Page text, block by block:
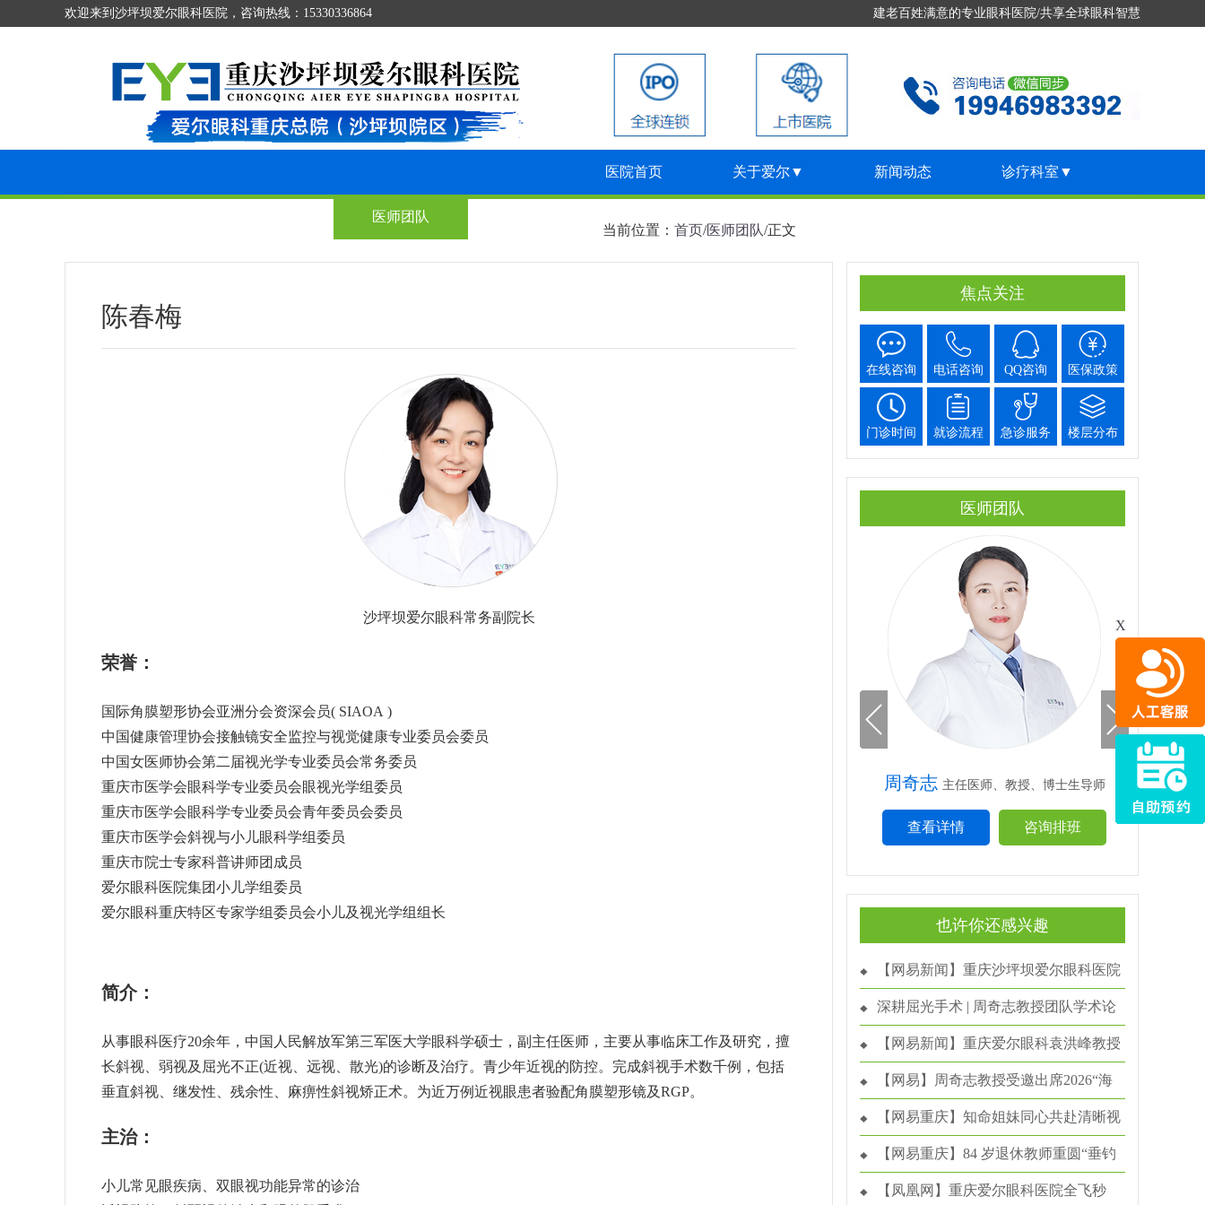
欢迎来到沙坪坝爱尔眼科医院，咨询热线：15330336864 建老百姓满意的专业眼科医院/共享全球眼科智慧
医院首页 关于爱尔▼ 新闻动态 诊疗科室 ▼
医师团队
当前位置： 首页/医师团队/正文
陈春梅
沙坪坝爱尔眼科常务副院长
荣誉：
国际角膜塑形协会亚洲分会资深会员( SIAOA )
中国健康管理协会接触镜安全监控与视觉健康专业委员会委员
中国女医师协会第二届视光学专业委员会常务委员
重庆市医学会眼科学专业委员会眼视光学组委员
重庆市医学会眼科学专业委员会青年委员会委员
重庆市医学会斜视与小儿眼科学组委员
重庆市院士专家科普讲师团成员
爱尔眼科医院集团小儿学组委员
爱尔眼科重庆特区专家学组委员会小儿及视光学组组长
简介：
从事眼科医疗20余年，中国人民解放军第三军医大学眼科学硕士，副主任医师，主要从事临床工作及研究，擅
长斜视、弱视及屈光不正(近视、远视、散光)的诊断及治疗。青少年近视的防控。完成斜视手术数千例，包括
垂直斜视、继发性、残余性、麻痹性斜视矫正术。为近万例近视眼患者验配角膜塑形镜及RGP。
主治：
小儿常见眼疾病、双眼视功能异常的诊治
焦点关注
在线咨询 电话咨询 QQ咨询 医保政策
门诊时间 就诊流程 急诊服务 楼层分布
医师团队
周奇志 主任医师、教授、博士生导师
查看详情 咨询排班
也许你还感兴趣
【网易新闻】重庆沙坪坝爱尔眼科医院
陈春梅院长成功为39年麻痹性内斜视患者
实施高难度矫正手术
深耕屈光手术 | 周奇志教授团队学术论
文合集【网易新闻】重庆爱尔眼科袁洪峰教授
为3岁患儿实施西藏首例儿童眼眶恶性肿瘤
手术成功“保命”
【网易】周奇志教授受邀出席2026“海
上之光”眼视光学与视觉科学学术盛会 引
领屈光诊疗前沿交流
【网易重庆】知命姐妹同心共赴清晰视
界 重庆沙坪坝爱尔眼科飞秒技术助圆环游
梦
【网易重庆】84 岁退休教师重圆“垂钓
梦”！重庆沙坪坝爱尔眼科飞秒白内障手术
【凤凰网】重庆爱尔眼科医院全飞秒
X